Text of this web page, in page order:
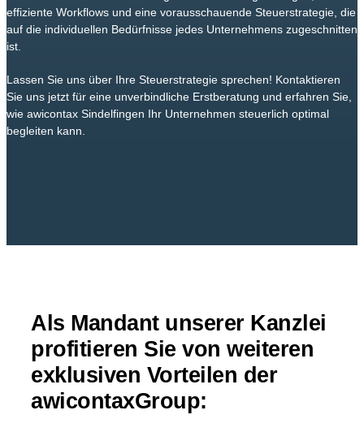
effiziente Workflows und eine vorausschauende Steuerstrategie, die
auf die individuellen Bedürfnisse jedes Unternehmens zugeschnitten
ist.
Lassen Sie uns über Ihre Steuerstrategie sprechen! Kontaktieren
Sie uns jetzt für eine unverbindliche Erstberatung und erfahren Sie,
wie awicontax Sindelfingen Ihr Unternehmen steuerlich optimal
begleiten kann.
Als Mandant unserer Kanzlei
profitieren Sie von weiteren
exklusiven Vorteilen der
awicontaxGroup: